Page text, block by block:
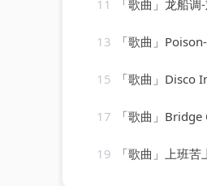
11 「歌曲」龙船调
13 「歌曲」
15 「歌曲」Disco
17 「歌曲」Bridge
19 「歌曲」上班